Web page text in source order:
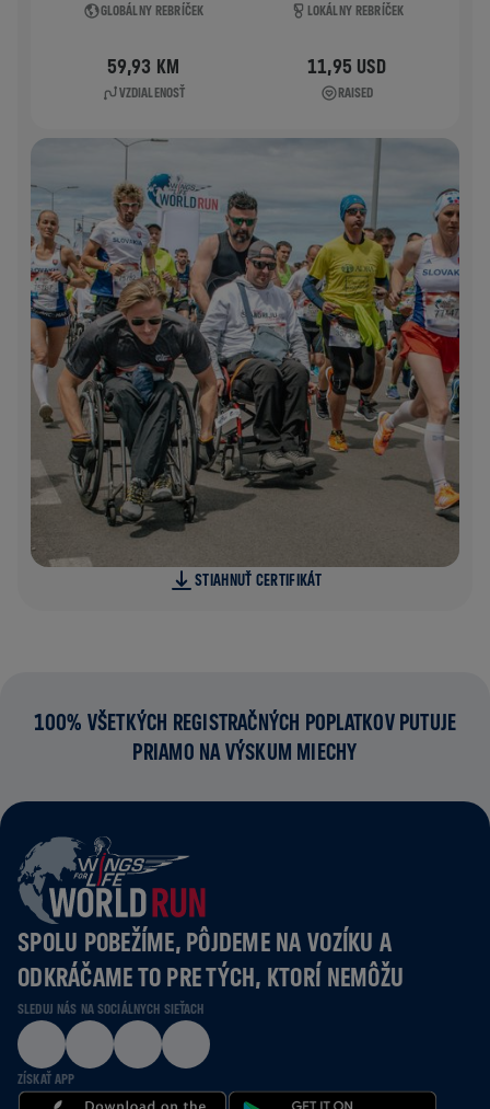
GLOBÁLNY REBRÍČEK LOKÁLNY REBRÍČEK
59,93 KM
VZDIALENOSŤ
11,95 USD
RAISED
STIAHNUŤ CERTIFIKÁT
100% VŠETKÝCH REGISTRAČNÝCH POPLATKOV PUTUJE
PRIAMO NA VÝSKUM MIECHY
SPOLU POBEŽÍME, PÔJDEME NA VOZÍKU A
ODKRÁČAME TO PRE TÝCH, KTORÍ NEMÔŽU
SLEDUJ NÁS NA SOCIÁLNYCH SIEŤACH
ZÍSKAŤ APP